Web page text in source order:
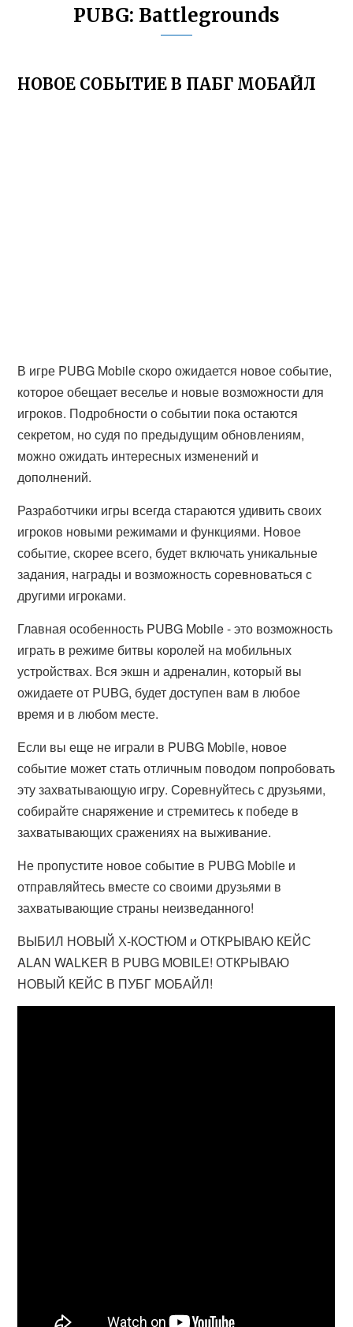
PUBG: Battlegrounds
НОВОЕ СОБЫТИЕ В ПАБГ МОБАЙЛ
В игре PUBG Mobile скоро ожидается новое событие,
которое обещает веселье и новые возможности для
игроков. Подробности о событии пока остаются
секретом, но судя по предыдущим обновлениям,
можно ожидать интересных изменений и
дополнений.
Разработчики игры всегда стараются удивить своих
игроков новыми режимами и функциями. Новое
событие, скорее всего, будет включать уникальные
задания, награды и возможность соревноваться с
другими игроками.
Главная особенность PUBG Mobile - это возможность
играть в режиме битвы королей на мобильных
устройствах. Вся экшн и адреналин, который вы
ожидаете от PUBG, будет доступен вам в любое
время и в любом месте.
Если вы еще не играли в PUBG Mobile, новое
событие может стать отличным поводом попробовать
эту захватывающую игру. Соревнуйтесь с друзьями,
собирайте снаряжение и стремитесь к победе в
захватывающих сражениях на выживание.
Не пропустите новое событие в PUBG Mobile и
отправляйтесь вместе со своими друзьями в
захватывающие страны неизведанного!
ВЫБИЛ НОВЫЙ Х-КОСТЮМ и ОТКРЫВАЮ КЕЙС
ALAN WALKER В PUBG MOBILE! ОТКРЫВАЮ
НОВЫЙ КЕЙС В ПУБГ МОБАЙЛ!